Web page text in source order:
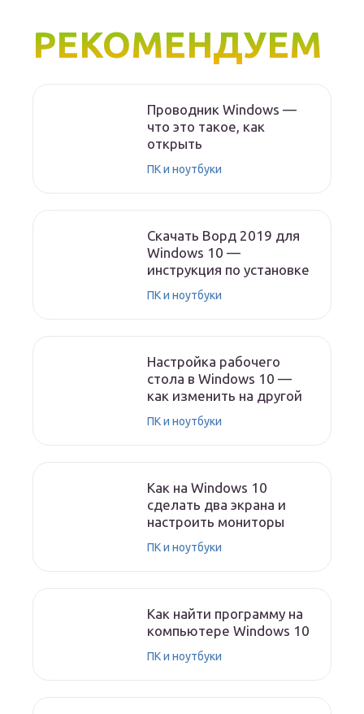
РЕКОМЕНДУЕМ
Проводник Windows —
что это такое, как
открыть
ПК и ноутбуки
Скачать Ворд 2019 для
Windows 10 —
инструкция по установке
ПК и ноутбуки
Настройка рабочего
стола в Windows 10 —
как изменить на другой
ПК и ноутбуки
Как на Windows 10
сделать два экрана и
настроить мониторы
ПК и ноутбуки
Как найти программу на
компьютере Windows 10
ПК и ноутбуки